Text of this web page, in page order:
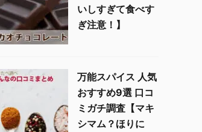
いしすぎて食べす
ぎ注意！】
万能スパイス 人気
おすすめ9選 口コ
ミガチ調査【マキ
シマム？ほりに